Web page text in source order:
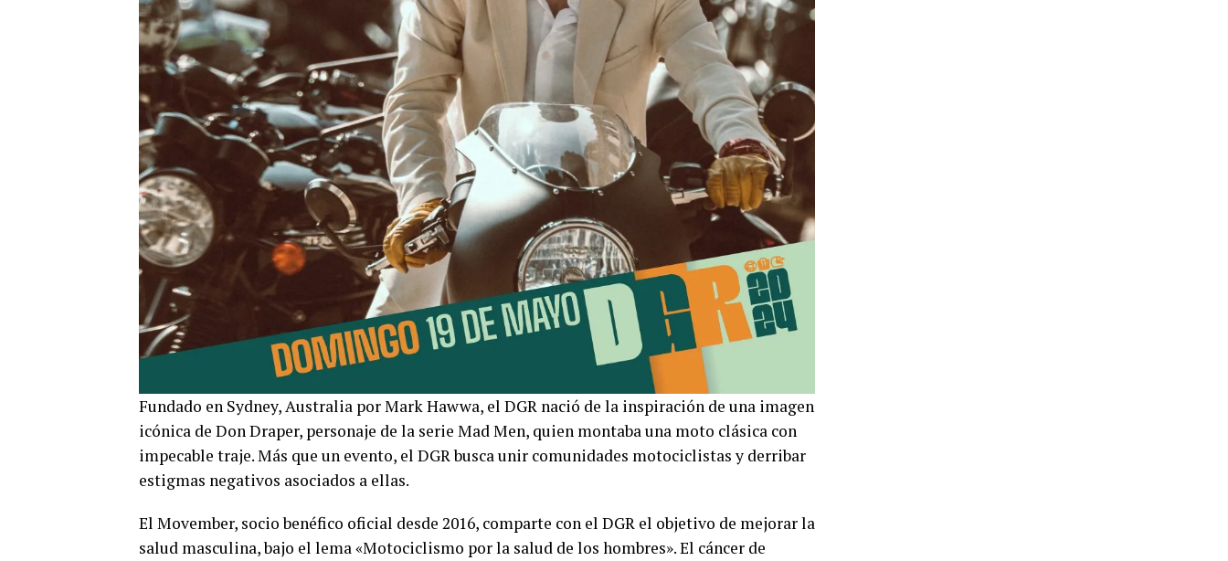
Fundado en Sydney, Australia por Mark Hawwa, el DGR nació de la inspiración de una imagen
icónica de Don Draper, personaje de la serie Mad Men, quien montaba una moto clásica con
impecable traje. Más que un evento, el DGR busca unir comunidades motociclistas y derribar
estigmas negativos asociados a ellas.
El Movember, socio benéfico oficial desde 2016, comparte con el DGR el objetivo de mejorar la
salud masculina, bajo el lema «Motociclismo por la salud de los hombres». El cáncer de